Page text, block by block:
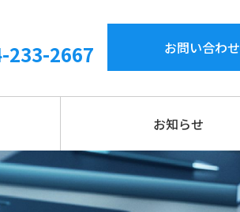
233-2667 お問い合わせ
お知らせ